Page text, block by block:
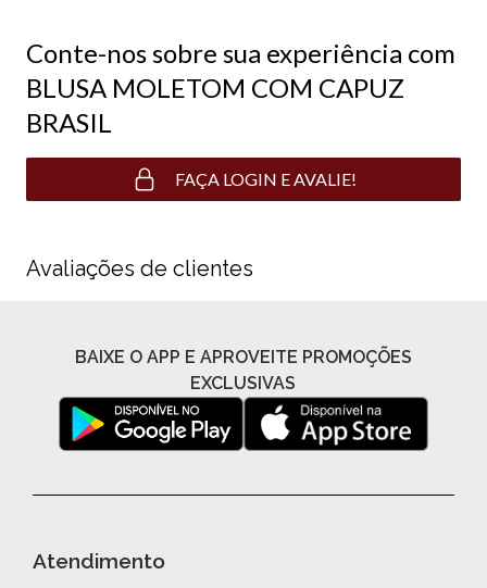
Conte-nos sobre sua experiência com
BLUSA MOLETOM COM CAPUZ
BRASIL
FAÇA LOGIN E AVALIE!
Avaliações de clientes
BAIXE O APP E APROVEITE PROMOÇÕES
EXCLUSIVAS
Atendimento